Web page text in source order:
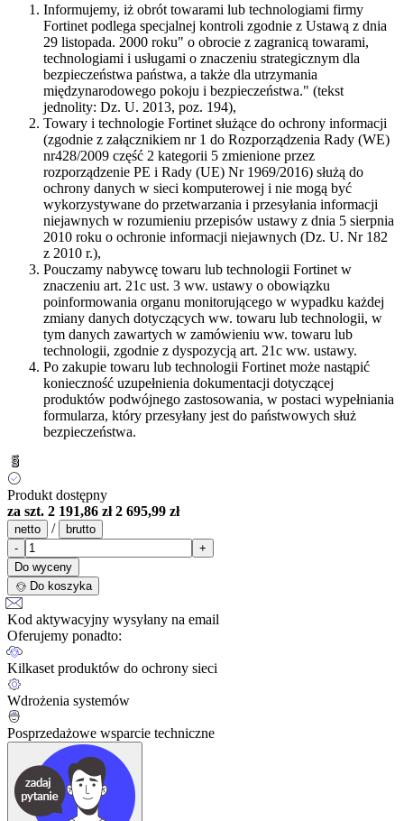
Informujemy, iż obrót towarami lub technologiami firmy
Fortinet podlega specjalnej kontroli zgodnie z Ustawą z dnia
29 listopada. 2000 roku" o obrocie z zagranicą towarami,
technologiami i usługami o znaczeniu strategicznym dla
bezpieczeństwa państwa, a także dla utrzymania
międzynarodowego pokoju i bezpieczeństwa." (tekst
jednolity: Dz. U. 2013, poz. 194),
Towary i technologie Fortinet służące do ochrony informacji
(zgodnie z załącznikiem nr 1 do Rozporządzenia Rady (WE)
nr428/2009 część 2 kategorii 5 zmienione przez
rozporządzenie PE i Rady (UE) Nr 1969/2016) służą do
ochrony danych w sieci komputerowej i nie mogą być
wykorzystywane do przetwarzania i przesyłania informacji
niejawnych w rozumieniu przepisów ustawy z dnia 5 sierpnia
2010 roku o ochronie informacji niejawnych (Dz. U. Nr 182
z 2010 r.),
Pouczamy nabywcę towaru lub technologii Fortinet w
znaczeniu art. 21c ust. 3 ww. ustawy o obowiązku
poinformowania organu monitorującego w wypadku każdej
zmiany danych dotyczących ww. towaru lub technologii, w
tym danych zawartych w zamówieniu ww. towaru lub
technologii, zgodnie z dyspozycją art. 21c ww. ustawy.
Po zakupie towaru lub technologii Fortinet może nastąpić
konieczność uzupełnienia dokumentacji dotyczącej
produktów podwójnego zastosowania, w postaci wypełniania
formularza, który przesyłany jest do państwowych służ
bezpieczeństwa.
Produkt dostępny
za szt. 2 191,86 zł 2 695,99 zł
netto /
brutto
-
+
Do wyceny
Do koszyka
Kod aktywacyjny wysyłany na email
Oferujemy ponadto:
Kilkaset produktów do ochrony sieci
Wdrożenia systemów
Posprzedażowe wsparcie techniczne